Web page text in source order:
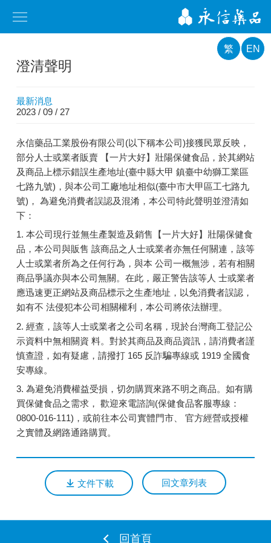
繁 EN
澄清聲明
最新消息
2023 / 09 / 27
永信藥品工業股份有限公司(以下稱本公司)接獲民眾反映，
部分人士或業者販賣 【一片大好】壯陽保健食品，於其網站
及商品上標示錯誤生產地址(臺中縣大甲 鎮臺中幼獅工業區
七路九號)，與本公司工廠地址相似(臺中市大甲區工七路九
號)， 為避免消費者誤認及混淆，本公司特此聲明並澄清如
下：
1. 本公司現行並無生產製造及銷售【一片大好】壯陽保健食
品，本公司與販售 該商品之人士或業者亦無任何關連，該等
人士或業者所為之任何行為，與本 公司一概無涉，若有相關
商品爭議亦與本公司無關。在此，嚴正警告該等人 士或業者
應迅速更正網站及商品標示之生產地址，以免消費者誤認，
如有不 法侵犯本公司相關權利，本公司將依法辦理。
2. 經查，該等人士或業者之公司名稱，現於台灣商工登記公
示資料中無相關資 料。對於其商品及商品資訊，請消費者謹
慎查證，如有疑慮，請撥打 165 反詐騙專線或 1919 全國食
安專線。
3. 為避免消費權益受損，切勿購買來路不明之商品。如有購
買保健食品之需求， 歡迎來電諮詢(保健食品客服專線：
0800-016-111)，或前往本公司實體門市、 官方經營或授權
之實體及網路通路購買。
文件下載 回文章列表
回首頁